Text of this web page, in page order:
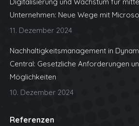
window
Unternehmen: Neue Wege mit
11. Dezember 2024
Nachhaltigkeitsmanagement in
Central: Gesetzliche Anforderungen
Möglichkeiten
10. Dezember 2024
Referenzen